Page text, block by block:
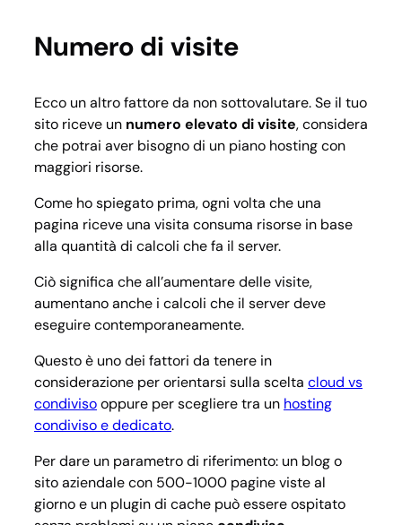
Numero di visite
Ecco un altro fattore da non sottovalutare. Se il tuo
sito riceve un numero elevato di visite, considera
che potrai aver bisogno di un piano hosting con
maggiori risorse.
Come ho spiegato prima, ogni volta che una
pagina riceve una visita consuma risorse in base
alla quantità di calcoli che fa il server.
Ciò significa che all’aumentare delle visite,
aumentano anche i calcoli che il server deve
eseguire contemporaneamente.
Questo è uno dei fattori da tenere in
considerazione per orientarsi sulla scelta cloud vs
condivisooppure per scegliere tra un hosting
condiviso e dedicato.
Per dare un parametro di riferimento: un blog o
sito aziendale con 500-1000 pagine viste al
giorno e un plugin di cache può essere ospitato